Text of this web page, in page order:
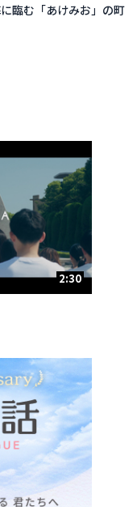
臨む「あけみお」の町
2:30